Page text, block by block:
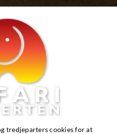
tredjeparters cookies for at